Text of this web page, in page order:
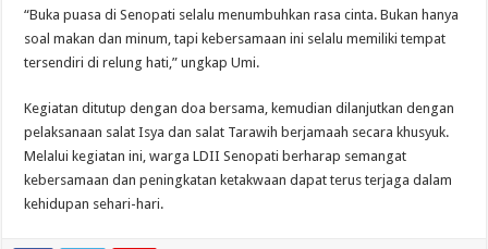
“Buka puasa di Senopati selalu menumbuhkan rasa cinta. Bukan hanya
soal makan dan minum, tapi kebersamaan ini selalu memiliki tempat
tersendiri di relung hati,” ungkap Umi.
Kegiatan ditutup dengan doa bersama, kemudian dilanjutkan dengan
pelaksanaan salat Isya dan salat Tarawih berjamaah secara khusyuk.
Melalui kegiatan ini, warga LDII Senopati berharap semangat
kebersamaan dan peningkatan ketakwaan dapat terus terjaga dalam
kehidupan sehari-hari.